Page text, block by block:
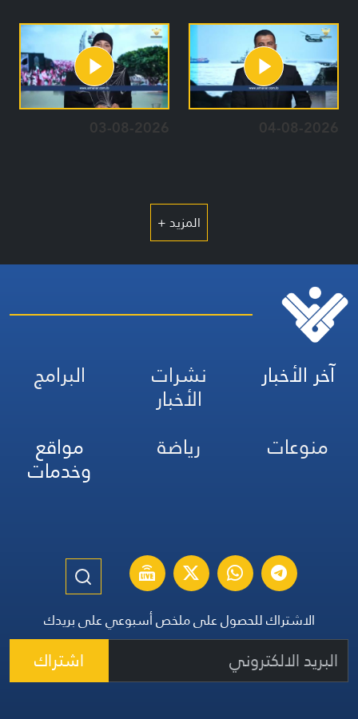
04-08-2026
03-08-2026
المزيد +
آخر الأخبار نشرات
الأخبار
البرامج
منوعات
رياضة مواقع
وخدمات
الاشتراك للحصول على ملخص أسبوعي على بريدك
اشتراك